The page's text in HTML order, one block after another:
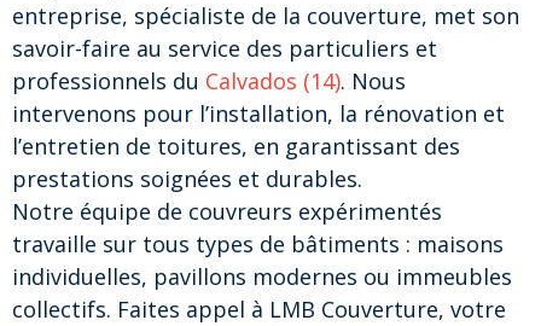
entreprise, spécialiste de la couverture, met son
savoir-faire au service des particuliers et
professionnels du Calvados (14). Nous
intervenons pour l’installation, la rénovation et
l’entretien de toitures, en garantissant des
prestations soignées et durables.
Notre équipe de couvreurs expérimentés
travaille sur tous types de bâtiments : maisons
individuelles, pavillons modernes ou immeubles
collectifs. Faites appel à LMB Couverture, votre